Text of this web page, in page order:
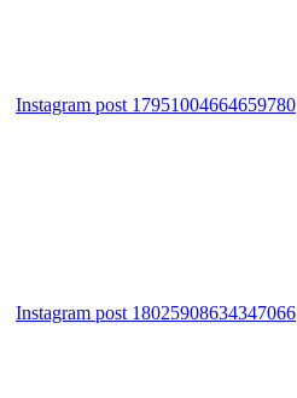
Instagram post 17951004664659780
Instagram post 18025908634347066